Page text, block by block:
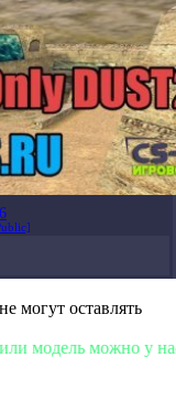
могут оставлять
можно у нас в